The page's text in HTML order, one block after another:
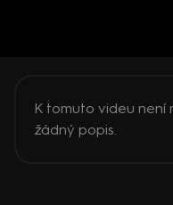
K tomuto videu není
žádný popis.